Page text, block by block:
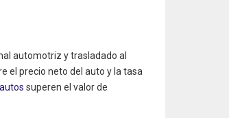
automotriz y trasladado al
el precio neto del auto y la tasa
autos superen el valor de